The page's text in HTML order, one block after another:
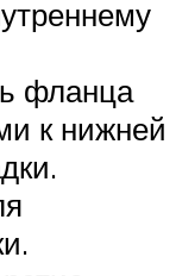
фланца
к нижней